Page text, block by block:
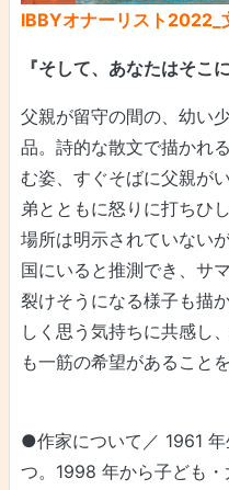
IBBYオナーリスト2022_
『そして、あなたはそこ
父親が留守の間の、幼い
品。詩的な散文で描かれ
む姿、すぐそばに父親が
弟とともに怒りに打ちひ
場所は明示されていない
国にいると推測でき、サ
裂けそうになる様子も描
しく思う気持ちに共感し
も一筋の希望があることを
●作家について／ 1961
つ。1998 年から子ども